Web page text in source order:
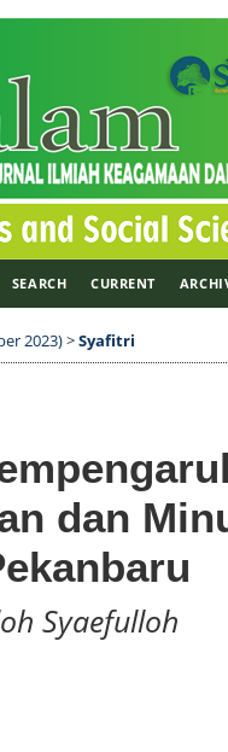
SEARCH CURRENT
2023)>Syafitri
dan
Syaefulloh